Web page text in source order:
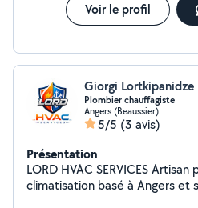
Voir le profil
Giorgi Lortkipanidze
Plombier chauffagiste
Angers (Beaussier)
5/5 (3 avis)
Présentation
LORD HVAC SERVICES Artisan plombier chauffagiste
climatisation basé à Angers et